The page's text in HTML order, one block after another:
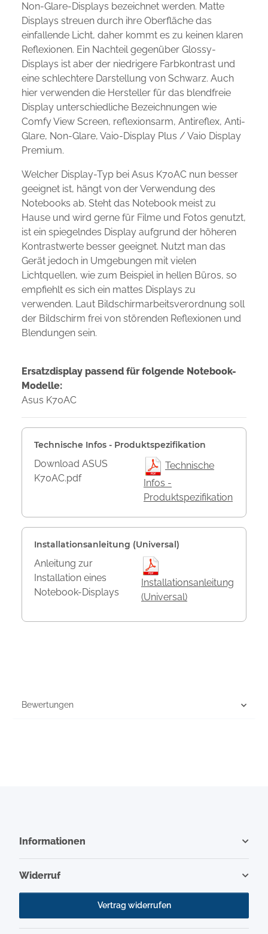
Non-Glare-Displays bezeichnet werden. Matte
Displays streuen durch ihre Oberfläche das
einfallende Licht, daher kommt es zu keinen klaren
Reflexionen. Ein Nachteil gegenüber Glossy-
Displays ist aber der niedrigere Farbkontrast und
eine schlechtere Darstellung von Schwarz. Auch
hier verwenden die Hersteller für das blendfreie
Display unterschiedliche Bezeichnungen wie
Comfy View Screen, reflexionsarm, Antireflex, Anti-
Glare, Non-Glare, Vaio-Display Plus / Vaio Display
Premium.
Welcher Display-Typ bei Asus K70AC nun besser
geeignet ist, hängt von der Verwendung des
Notebooks ab. Steht das Notebook meist zu
Hause und wird gerne für Filme und Fotos genutzt,
ist ein spiegelndes Display aufgrund der höheren
Kontrastwerte besser geeignet. Nutzt man das
Gerät jedoch in Umgebungen mit vielen
Lichtquellen, wie zum Beispiel in hellen Büros, so
empfiehlt es sich ein mattes Displays zu
verwenden. Laut Bildschirmarbeitsverordnung soll
der Bildschirm frei von störenden Reflexionen und
Blendungen sein.
Ersatzdisplay passend für folgende Notebook-
Modelle:
Asus K70AC
Technische Infos - Produktspezifikation
Download ASUS
K70AC.pdf
Technische
Infos -
Produktspezifikation
Installationsanleitung (Universal)
Anleitung zur
Installation eines
Notebook-Displays
Installationsanleitung
(Universal)
Bewertungen
Informationen
Widerruf
Vertrag widerrufen